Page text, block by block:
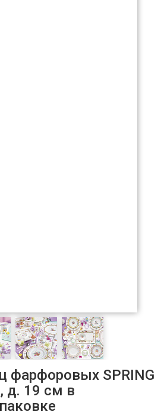
фарфоровых SPRING
д. 19 см в